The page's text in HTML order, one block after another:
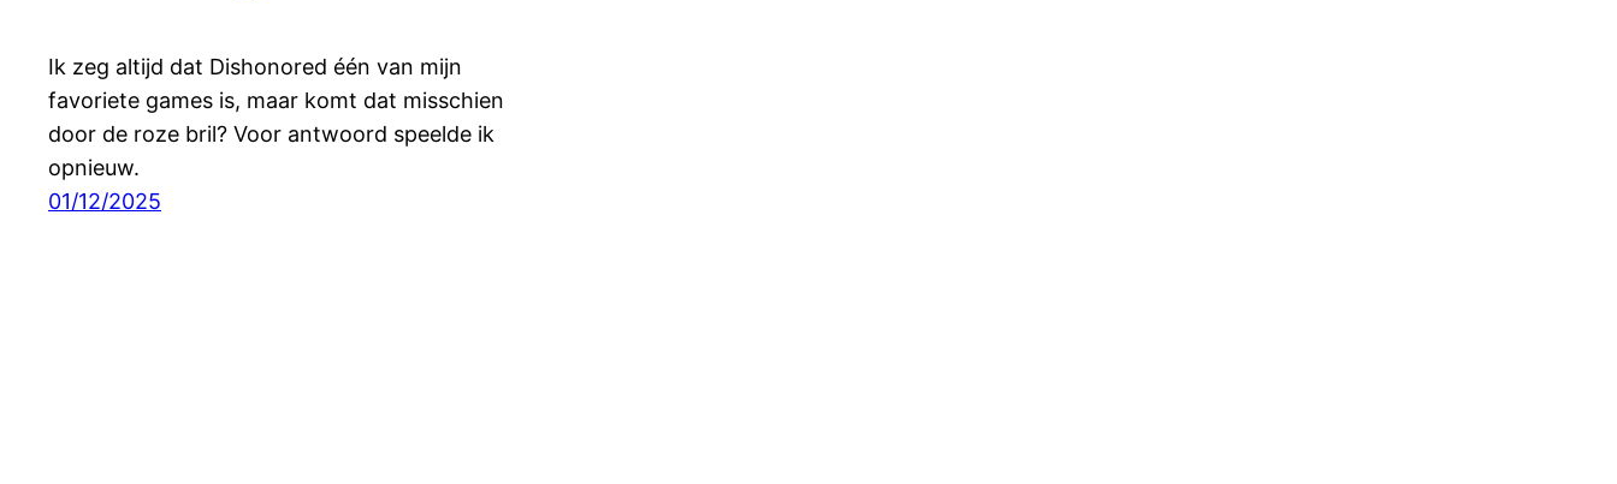
Ik zeg altijd dat Dishonored één van mijn
favoriete games is, maar komt dat misschien
door de roze bril? Voor antwoord speelde ik
opnieuw.
01/12/2025